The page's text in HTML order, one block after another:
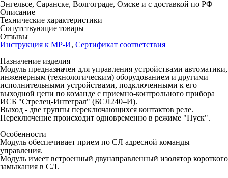
Энгельсе, Саранске, Волгограде, Омске и с доставкой по РФ
Описание
Технические характеристики
Сопутствующие товары
Отзывы
Инструкция к МР-И, Сертификат соответствия
Назначение изделия
Модуль предназначен для управления устройствами автоматики,
инженерным (технологическим) оборудованием и другими
исполнительными устройствами, подключенными к его
выходной цепи по команде с приемно-контрольного прибора
ИСБ "Стрелец-Интеграл" (БСЛ240–И).
Выход - две группы переключающихся контактов реле.
Переключение происходит одновременно в режиме "Пуск".
Особенности
Модуль обеспечивает прием по СЛ адресной команды
управления.
Модуль имеет встроенный двунаправленный изолятор короткого
замыкания в СЛ.